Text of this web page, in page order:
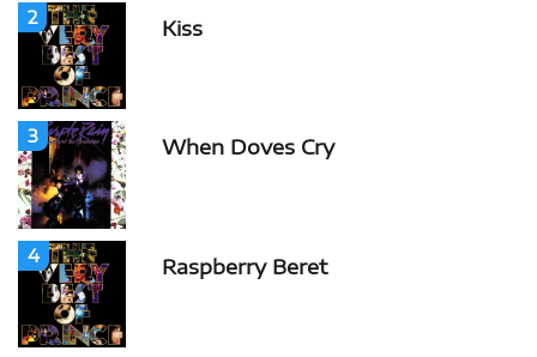
2 Kiss
3 When Doves Cry
4 Raspberry Beret